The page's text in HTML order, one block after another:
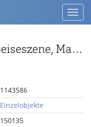
Reliefblock mit einer Speiseszene, Maraş C/4
1143586
Einzelobjekte
150135